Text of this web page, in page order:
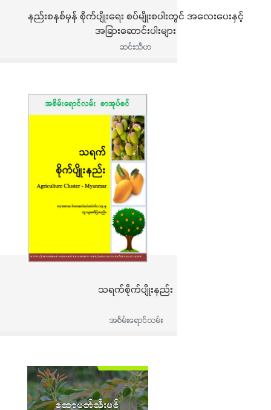
နည်းစနစ်မှန် စိုက်ပျိုးရေး စပ်မျိုးစပါးတွင် အလေးပေးနှင့်
အခြားဆောင်းပါးများ
ဆင်းသီဟ
သရက်စိုက်ပျိုးနည်း
အစိမ်းရောင်လမ်း